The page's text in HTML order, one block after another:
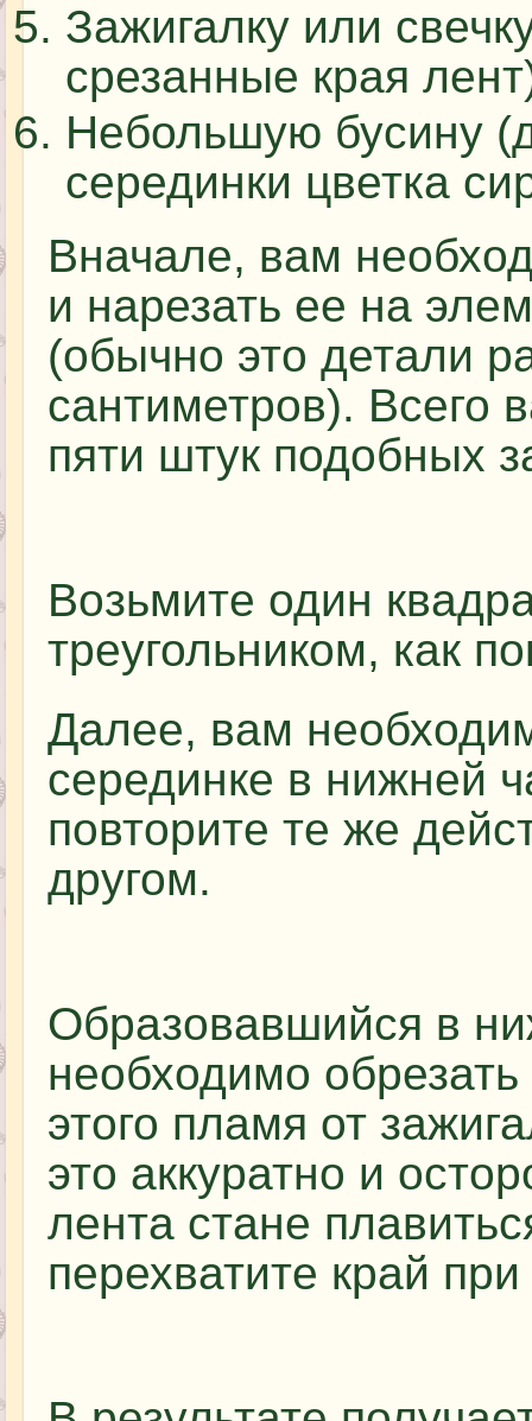
Зажигалку или
срезанные края
Небольшую бусину
серединки цветка
Вначале, вам
и нарезать ее на
(обычно это детали
сантиметров). Всего
пяти штук подобных
Возьмите один
треугольником, как
Далее, вам
серединке в нижней
повторите те же
другом.
Образовавшийся в
необходимо
этого пламя от
это аккуратно и
лента стане
перехватите край